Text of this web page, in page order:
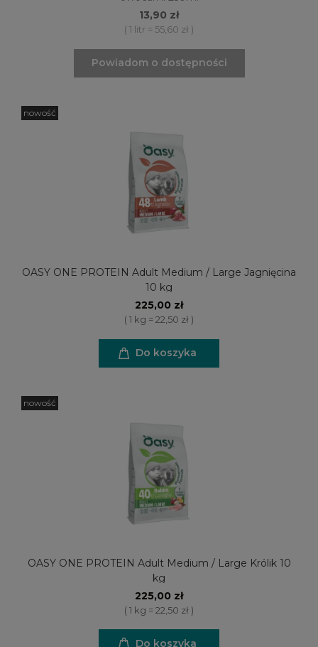
13,90 zł
( 1 litr = 55,60 zł )
Powiadom o dostępności
OASY ONE PROTEIN Adult Medium / Large Jagnięcina
10 kg
225,00 zł
( 1 kg = 22,50 zł )
Do koszyka
nowość
OASY ONE PROTEIN Adult Medium / Large Królik 10
kg
225,00 zł
( 1 kg = 22,50 zł )
Do koszyka
nowość